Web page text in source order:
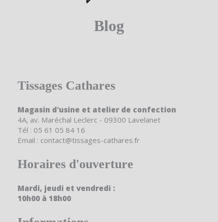
Blog
Tissages Cathares
Magasin d'usine et atelier de confection
4A, av. Maréchal Leclerc - 09300 Lavelanet
Tél : 05 61 05 84 16
Email : contact@tissages-cathares.fr
Horaires d'ouverture
Mardi, jeudi et vendredi :
10h00 à 18h00